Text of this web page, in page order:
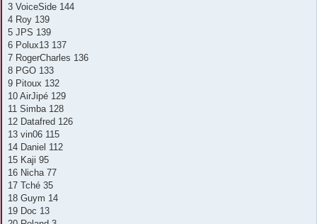
3 VoiceSide 144
4 Roy 139
5 JPS 139
6 Polux13 137
7 RogerCharles 136
8 PGO 133
9 Pitoux 132
10 AirJipé 129
11 Simba 128
12 Datafred 126
13 vin06 115
14 Daniel 112
15 Kaji 95
16 Nicha 77
17 Tché 35
18 Guym 14
19 Doc 13